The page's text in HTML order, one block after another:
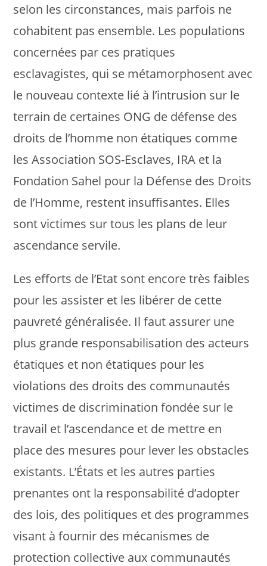
selon les circonstances, mais parfois ne
cohabitent pas ensemble. Les populations
concernées par ces pratiques
esclavagistes, qui se métamorphosent avec
le nouveau contexte lié à l’intrusion sur le
terrain de certaines ONG de défense des
droits de l’homme non étatiques comme
les Association SOS-Esclaves, IRA et la
Fondation Sahel pour la Défense des Droits
de l’Homme, restent insuffisantes. Elles
sont victimes sur tous les plans de leur
ascendance servile.
Les efforts de l’Etat sont encore très faibles
pour les assister et les libérer de cette
pauvreté généralisée. Il faut assurer une
plus grande responsabilisation des acteurs
étatiques et non étatiques pour les
violations des droits des communautés
victimes de discrimination fondée sur le
travail et l’ascendance et de mettre en
place des mesures pour lever les obstacles
existants. L’États et les autres parties
prenantes ont la responsabilité d’adopter
des lois, des politiques et des programmes
visant à fournir des mécanismes de
protection collective aux communautés